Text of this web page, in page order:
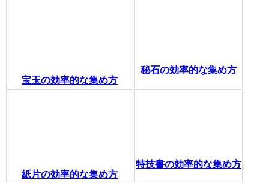
宝玉の効率的な集め方
秘石の効率的な集め方
紙片の効率的な集め方
特技書の効率的な集め方